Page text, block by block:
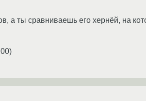
а ты сравниваешь его хернёй, на
)